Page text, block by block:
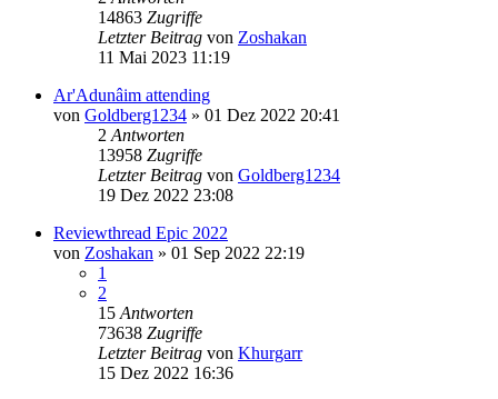
14863 Zugriffe
Letzter Beitrag von Zoshakan
11 Mai 2023 11:19
Ar'Adunâim attending
von Goldberg1234 » 01 Dez 2022 20:41
2 Antworten
13958 Zugriffe
Letzter Beitrag von Goldberg1234
19 Dez 2022 23:08
Reviewthread Epic 2022
von Zoshakan » 01 Sep 2022 22:19
1
2
15 Antworten
73638 Zugriffe
Letzter Beitrag von Khurgarr
15 Dez 2022 16:36